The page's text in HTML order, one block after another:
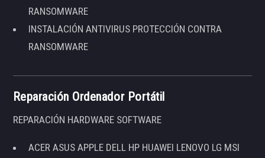
RANSOMWARE
INSTALACIÓN ANTIVIRUS PROTECCIÓN CONTRA
RANSOMWARE
Reparación Ordenador Portátil
REPARACIÓN HARDWARE SOFTWARE
ACER ASUS APPLE DELL HP HUAWEI LENOVO LG MSI